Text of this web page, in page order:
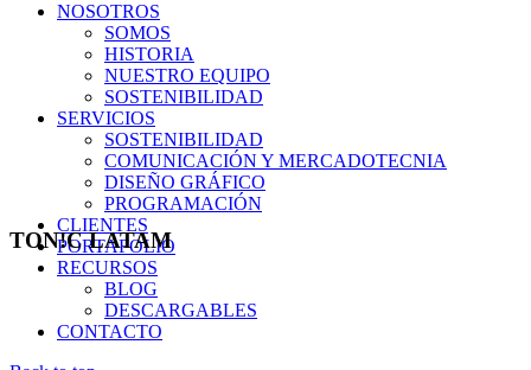
NOSOTROS
SOMOS
HISTORIA
NUESTRO EQUIPO
SOSTENIBILIDAD
SERVICIOS
SOSTENIBILIDAD
COMUNICACIÓN Y MERCADOTECNIA
DISEÑO GRÁFICO
PROGRAMACIÓN
CLIENTES
PORTAFOLIO
RECURSOS
BLOG
DESCARGABLES
CONTACTO
TON!C LATAM